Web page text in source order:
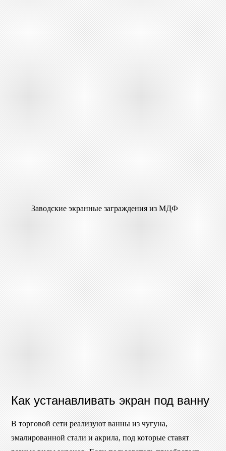
Заводские экранные заграждения из МДФ
Как устанавливать экран под ванну
В торговой сети реализуют ванны из чугуна,
эмалированной стали и акрила, под которые ставят